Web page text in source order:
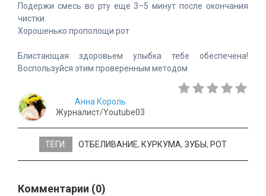
Подержи смесь во рту еще 3–5 минут после окончания
чистки.
Хорошенько прополощи рот
Блистающая здоровьем улыбка тебе обеспечена!
Воспользуйся этим проверенным методом
Анна Король
Журналист/Youtube03
ТЕГИ: ОТБЕЛИВАНИЕ, КУРКУМА, ЗУБЫ, РОТ
Комментарии (0)